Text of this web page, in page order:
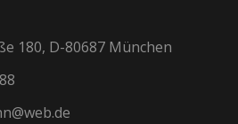
180, D-80687 München